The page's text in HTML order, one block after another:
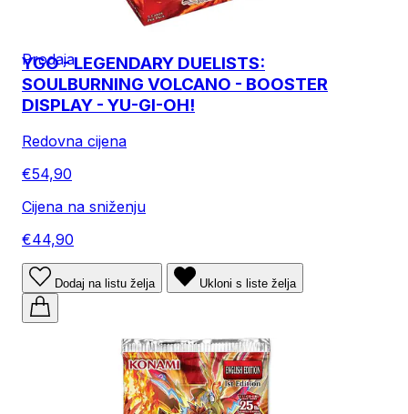
Prodaja
YGO - LEGENDARY DUELISTS:
SOULBURNING VOLCANO - BOOSTER
DISPLAY - YU-GI-OH!
Redovna cijena
€54,90
Cijena na sniženju
€44,90
Dodaj na listu želja Ukloni s liste želja